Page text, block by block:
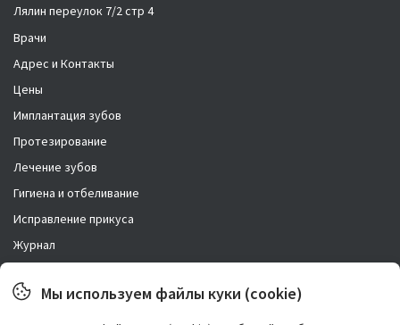
Врачи
Адрес и Контакты
Цены
Имплантация зубов
Протезирование
Лечение зубов
Гигиена и отбеливание
Исправление прикуса
Журнал
Правовая информация
Лялин переулок 7/2 стр 4
Мы используем файлы куки (cookie)